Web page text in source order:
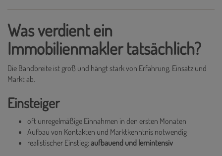
Was verdient ein
Immobilienmakler tatsächlich?
Die Bandbreite ist groß und hängt stark von Erfahrung, Einsatz und
Markt ab.
Einsteiger
oft unregelmäßige Einnahmen in den ersten Monaten
Aufbau von Kontakten und Marktkenntnis notwendig
realistischer Einstieg: aufbauend und lernintensiv